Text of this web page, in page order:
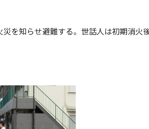
を知らせ避難する。世話人は初期消火後